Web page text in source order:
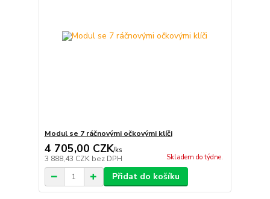
Modul se 7 ráčnovými očkovými klíči
4 705,00 CZK/ks
3 888,43 CZK bez DPH Skladem do týdne.
Přidat do košíku